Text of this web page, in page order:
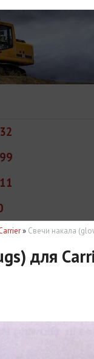
» Свечи накала
для